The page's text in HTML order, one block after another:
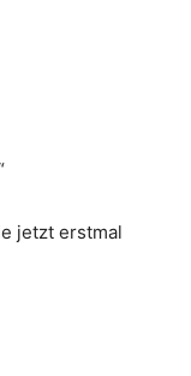
jetzt erstmal